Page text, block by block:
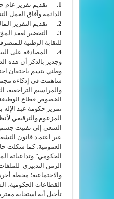
1.
تقديم تقرير عام
الدائمة وآفاق العمل
2.
تقديم التقرير
3.
التحضير لعقد
للنقابة الوطنية
4.
المصادقة على
وجدير بالذكر أن هذه
وطني يتسم باحتقان
ساهمت في إذكاءه
والمراسيم
الخصوص قطاع
تمرير حكومة عبد الإله
المزعوم والترقيعي
السعي إلى تفتيت جسم
عبر اعتماد قانون
العمومية، كما شكلت
الحكومي” وتداعياته
الزمن التدبيري
والاجتماعية؛ محطة
القطاعات الحكومية،
تأجيل أية استجابة